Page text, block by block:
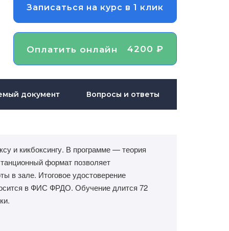
Записаться на курс в 1 клик
Оплатить онлайн 4200 ₽
документ Вопросы и ответы
и кикбоксингу. В программе — теория
формат позволяет
в зале. Итоговое удостоверение
в ФИС ФРДО. Обучение длится 72